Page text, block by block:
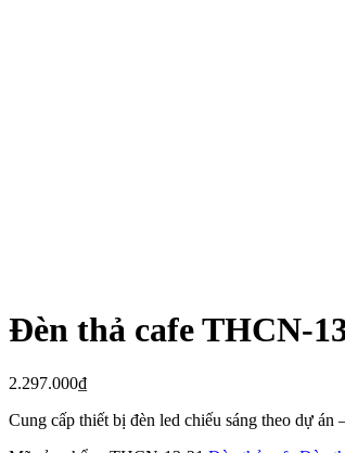
Đèn thả cafe THCN-
2.297.000₫
Cung cấp thiết bị đèn led chiếu sáng theo dự